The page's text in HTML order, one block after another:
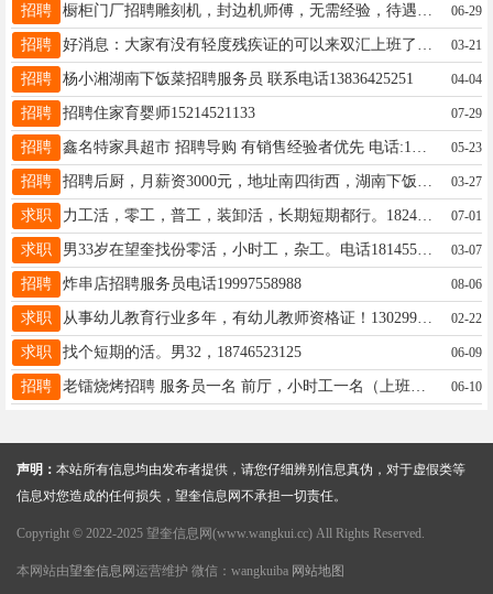
招聘 06-29
招聘 03-21
招聘 杨小湘湖南下饭菜招聘服务员 联系电话13836425251 04-04
招聘 招聘住家育婴师15214521133 07-29
招聘 05-23
招聘 03-27
求职 力工活，零工，普工，装卸活，长期短期都行。18245530813 07-01
求职 男33岁在望奎找份零活，小时工，杂工。电话18145543424微信同号 03-07
招聘 炸串店招聘服务员电话19997558988 08-06
求职 从事幼儿教育行业多年，有幼儿教师资格证！13029914755 02-22
求职 找个短期的活。男32，18746523125 06-09
招聘 06-10
声明： 本站所有信息均由发布者提供，请您仔细辨别信息真伪，对于虚假类等
信息对您造成的任何损失，望奎信息网不承担一切责任。
Copyright © 2022-2025 望奎信息网(www.wangkui.cc) All Rights Reserved.
本网站由望奎信息网 运营维护 微信：wangkuiba 网站地图